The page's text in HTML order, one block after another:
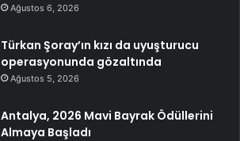
Ağustos 6, 2026
Türkan Şoray’ın kızı da uyuşturucu
operasyonunda gözaltında
Ağustos 5, 2026
Antalya, 2026 Mavi Bayrak Ödüllerini
Almaya Başladı